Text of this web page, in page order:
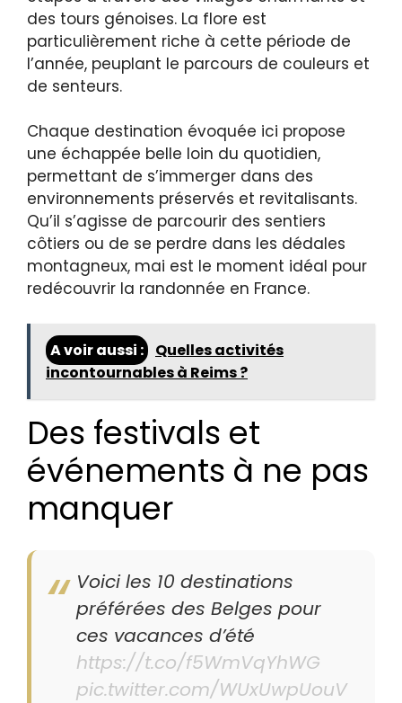
des tours génoises. La flore est
particulièrement riche à cette période de
l’année, peuplant le parcours de couleurs et
de senteurs.
Chaque destination évoquée ici propose
une échappée belle loin du quotidien,
permettant de s’immerger dans des
environnements préservés et revitalisants.
Qu’il s’agisse de parcourir des sentiers
côtiers ou de se perdre dans les dédales
montagneux, mai est le moment idéal pour
redécouvrir la randonnée en France.
A voir aussi :
Quelles activités
incontournables à Reims ?
Des festivals et
événements à ne pas
manquer
Voici les 10 destinations
préférées des Belges pour
ces vacances d’été
https://t.co/f5WmVqYhWG
pic.twitter.com/WUxUwpUouV